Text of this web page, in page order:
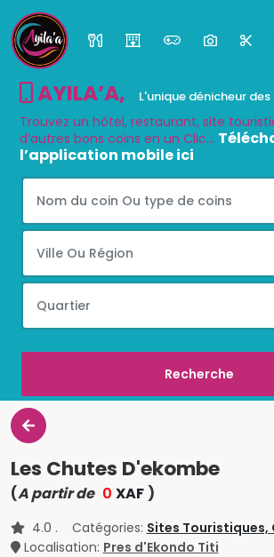
AYILA’A, L'unique dénicheur
Trouvez un hôtel, restaurant, site
d’autres bons coins en un Clic...
l’application mobile ici
Les Chutes D'ekombe
(A partir de 0 XAF )
4.0 . Catégories: Sites Touristiques,
Localisation: Pres d'Ekondo Titi